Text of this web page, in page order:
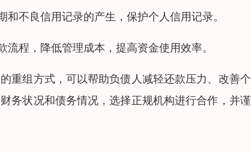
不良信用记录的产生，保护个人信用记录。
程，降低管理成本，提高资金使用效率。
重组方式，可以帮助负债人减轻还款压力、改善
务状况和债务情况，选择正规机构进行合作，并